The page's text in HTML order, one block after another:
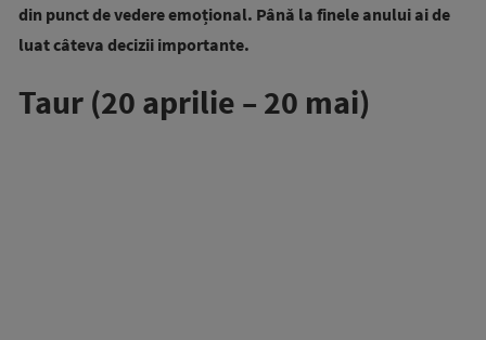
din punct de vedere emoțional. Până la finele anului ai de
luat câteva decizii importante.
Taur (20 aprilie – 20 mai)